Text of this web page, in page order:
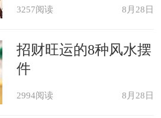
3257阅读 8月28日
招财旺运的8种风水摆
件
2994阅读 8月28日